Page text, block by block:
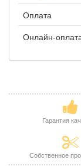
Оплата
Онлайн-
Гарантия
Собственное